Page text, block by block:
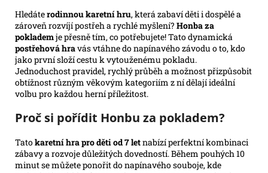
Hledáterodinnou karetní hru, která zabaví děti i dospělé a
zároveň rozvíjí postřeh a rychlé myšlení? Honba za
poklademje přesně tím, co potřebujete! Tato dynamická
postřehová hravás vtáhne do napínavého závodu o to, kdo
jako první složí cestu k vytouženému pokladu.
Jednoduchost pravidel, rychlý průběh a možnost přizpůsobit
obtížnost různým věkovým kategoriím z ní dělají ideální
volbu pro každou herní příležitost.
Proč si pořídit Honbu za pokladem?
Tatokaretní hra pro děti od 7 letnabízí perfektní kombinaci
zábavy a rozvoje důležitých dovedností. Během pouhých 10
minut se můžete ponořit do napínavého souboje, kde
THE
EMPIRE
-
BOOSTER
99
Kč